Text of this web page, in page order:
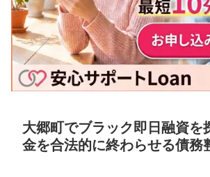
大郷町でブラック即日融資を
金を合法的に終わらせる債務